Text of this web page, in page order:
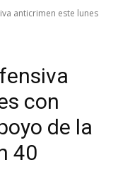
anticrimen este lunes
con
de la
40